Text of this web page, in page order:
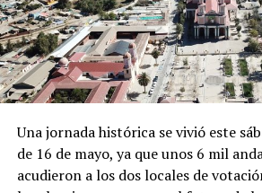
Una jornada histórica se vivió este
de 16 de mayo, ya que unos 6 mil
acudieron a los dos locales de